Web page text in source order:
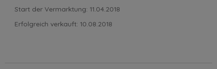
Start der Vermarktung: 11.04.2018
Erfolgreich verkauft: 10.08.2018